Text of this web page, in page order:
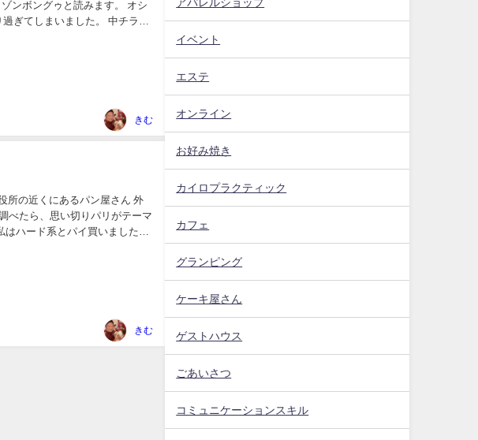
ぎてしまいました。 中チラッ
きむ
所の近くにあるパン屋さん 外
べたら、思い切りパリがテーマ
ハード系とパイ買いましたよ
きむ
イベント
エステ
オンライン
お好み焼き
カイロプラクティック
カフェ
グランピング
ケーキ屋さん
ゲストハウス
ごあいさつ
コミュニケーションスキル